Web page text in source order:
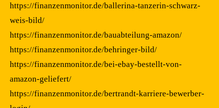
https://finanzenmonitor.de/ballerina-tanzerin-schwarz-
weis-bild/
https://finanzenmonitor.de/bauabteilung-amazon/
https://finanzenmonitor.de/behringer-bild/
https://finanzenmonitor.de/bei-ebay-bestellt-von-
amazon-geliefert/
https://finanzenmonitor.de/bertrandt-karriere-bewerber-